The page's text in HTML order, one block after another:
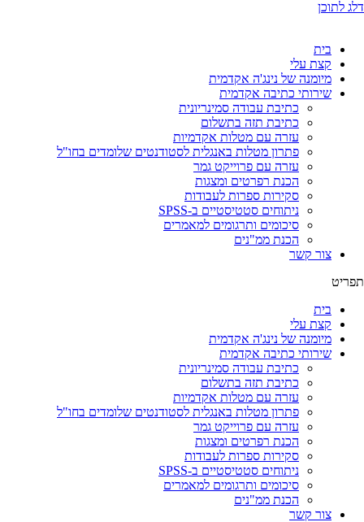
דלג לתוכן
בית
קצת עלי
מיומנה של נינג'ה אקדמית
שירותי כתיבה אקדמית
כתיבת עבודה סמינריונית
כתיבת תזה בתשלום
עזרה עם מטלות אקדמיות
פתרון מטלות באנגלית לסטודנטים שלומדים בחו"ל
עזרה עם פרוייקט גמר
הכנת רפרטים ומצגות
סקירות ספרות לעבודות
ניתוחים סטטיסטיים ב-SPSS
סיכומים ותרגומים למאמרים
הכנת ממ"נים
צור קשר
תפריט
בית
קצת עלי
מיומנה של נינג'ה אקדמית
שירותי כתיבה אקדמית
כתיבת עבודה סמינריונית
כתיבת תזה בתשלום
עזרה עם מטלות אקדמיות
פתרון מטלות באנגלית לסטודנטים שלומדים בחו"ל
עזרה עם פרוייקט גמר
הכנת רפרטים ומצגות
סקירות ספרות לעבודות
ניתוחים סטטיסטיים ב-SPSS
סיכומים ותרגומים למאמרים
הכנת ממ"נים
צור קשר